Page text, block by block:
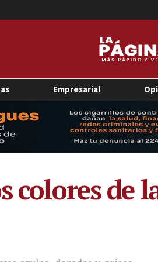
Empresarial
colores de